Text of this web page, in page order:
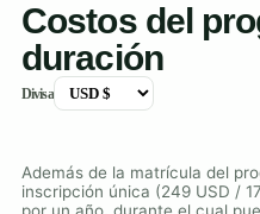
Costos del
duración
Divisa
Además de la matrícula del
inscripción única (249 USD /